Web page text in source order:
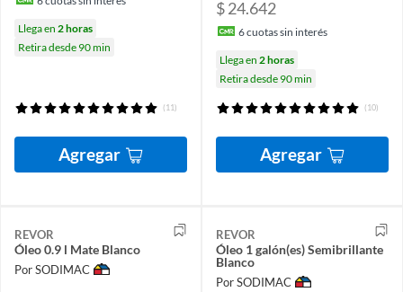
Llega en 2 horas
Retira desde 90 min
(11)
Agregar
$ 24.642
6cuotas sin interés
Llega en 2 horas
Retira desde 90 min
(10)
Agregar
REVOR
Óleo 0.9 l Mate Blanco
Por SODIMAC
REVOR
Óleo 1 galón(es) Semibrillante
Blanco
Por SODIMAC